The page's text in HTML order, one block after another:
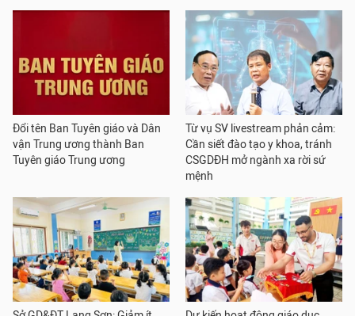
Đổi tên Ban Tuyên giáo và Dân
vận Trung ương thành Ban
Tuyên giáo Trung ương
Từ vụ SV livestream phản cảm:
Cần siết đào tạo y khoa, tránh
CSGDĐH mở ngành xa rời sứ
mệnh